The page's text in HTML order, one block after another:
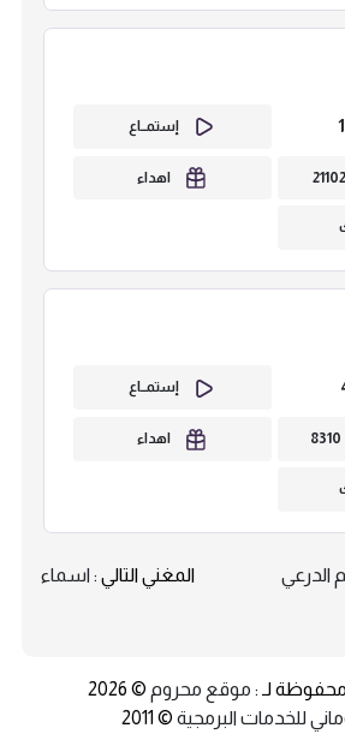
إستمــاع
21102 اهداء
إستمــاع
8310 اهداء
الدرعي المغني التالي : اسماء
لـ : موقع محروم © 2026
للخدمات البرمجية © 2011